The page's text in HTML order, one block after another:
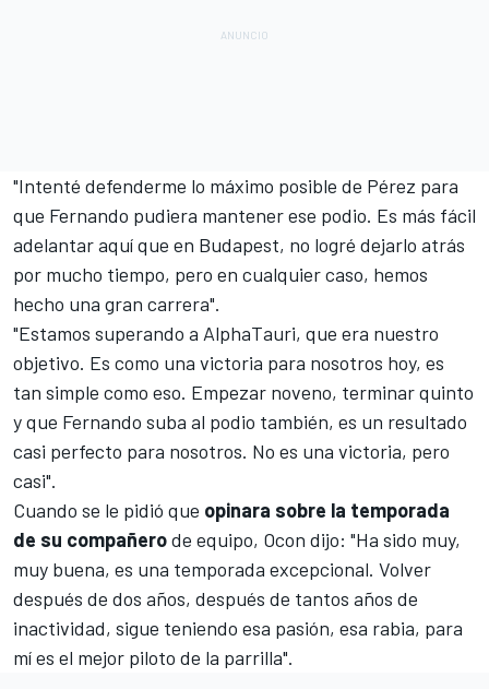
"Intenté defenderme lo máximo posible de Pérez para
que Fernando pudiera mantener ese podio. Es más fácil
adelantar aquí que en Budapest, no logré dejarlo atrás
por mucho tiempo, pero en cualquier caso, hemos
hecho una gran carrera".
"Estamos superando a AlphaTauri, que era nuestro
objetivo. Es como una victoria para nosotros hoy, es
tan simple como eso. Empezar noveno, terminar quinto
y que Fernando suba al podio también, es un resultado
casi perfecto para nosotros. No es una victoria, pero
casi".
Cuando se le pidió que opinara sobre la temporada
de su compañerode equipo, Ocon dijo: "Ha sido muy,
muy buena, es una temporada excepcional. Volver
después de dos años, después de tantos años de
inactividad, sigue teniendo esa pasión, esa rabia, para
mí es el mejor piloto de la parrilla".